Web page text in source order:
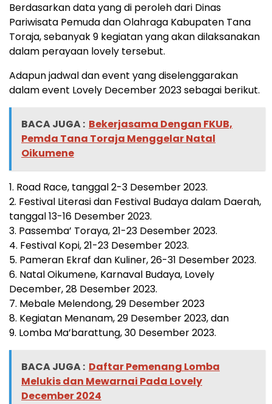
Berdasarkan data yang di peroleh dari Dinas
Pariwisata Pemuda dan Olahraga Kabupaten Tana
Toraja, sebanyak 9 kegiatan yang akan dilaksanakan
dalam perayaan lovely tersebut.
Adapun jadwal dan event yang diselenggarakan
dalam event Lovely December 2023 sebagai berikut.
BACA JUGA : Bekerjasama Dengan FKUB,
Pemda Tana Toraja Menggelar Natal
Oikumene
1. Road Race, tanggal 2-3 Desember 2023.
2. Festival Literasi dan Festival Budaya dalam Daerah,
tanggal 13-16 Desember 2023.
3. Passemba’ Toraya, 21-23 Desember 2023.
4. Festival Kopi, 21-23 Desember 2023.
5. Pameran Ekraf dan Kuliner, 26-31 Desember 2023.
6. Natal Oikumene, Karnaval Budaya, Lovely
December, 28 Desember 2023.
7. Mebale Melendong, 29 Desember 2023
8. Kegiatan Menanam, 29 Desember 2023, dan
9. Lomba Ma’barattung, 30 Desember 2023.
BACA JUGA : Daftar Pemenang Lomba
Melukis dan Mewarnai Pada Lovely
December 2024